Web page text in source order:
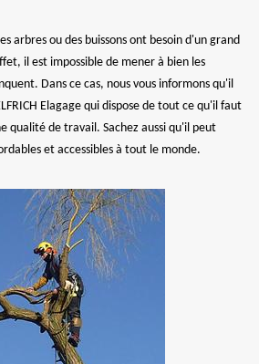
arbres ou des buissons ont besoin d'un grand
il est impossible de mener à bien les
Dans ce cas, nous vous informons qu'il
Elagage qui dispose de tout ce qu'il faut
qualité de travail. Sachez aussi qu'il peut
et accessibles à tout le monde.